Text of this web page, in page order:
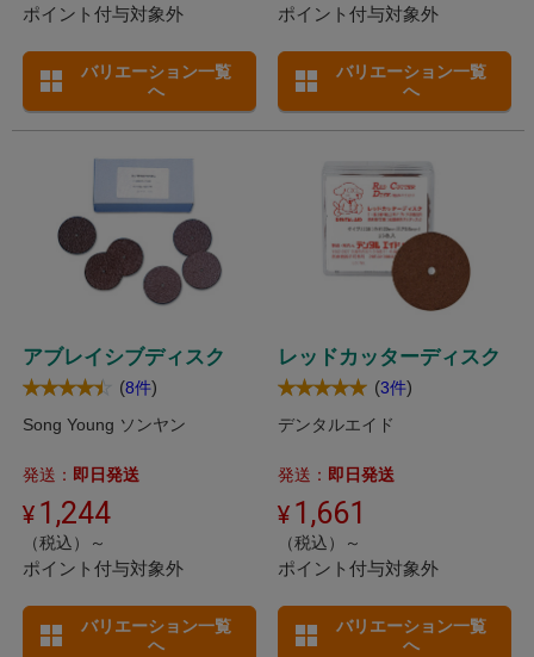
ポイント付与対象外
バリエーション一覧
へ
ポイント付与対象外
バリエーション一覧
へ
アブレイシブディスク
(8件)
Song Young ソンヤン
発送： 即日発送
1,244
（税込）～
ポイント付与対象外
バリエーション一覧
へ
レッドカッターディスク
(3件)
デンタルエイド
発送： 即日発送
1,661
（税込）～
ポイント付与対象外
バリエーション一覧
へ